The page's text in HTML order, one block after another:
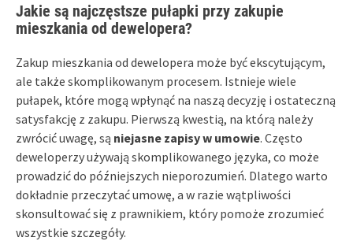
Jakie są najczęstsze pułapki przy zakupie
mieszkania od dewelopera?
Zakup mieszkania od dewelopera może być ekscytującym,
ale także skomplikowanym procesem. Istnieje wiele
pułapek, które mogą wpłynąć na naszą decyzję i ostateczną
satysfakcję z zakupu. Pierwszą kwestią, na którą należy
zwrócić uwagę, są niejasne zapisy w umowie. Często
deweloperzy używają skomplikowanego języka, co może
prowadzić do późniejszych nieporozumień. Dlatego warto
dokładnie przeczytać umowę, a w razie wątpliwości
skonsultować się z prawnikiem, który pomoże zrozumieć
wszystkie szczegóły.